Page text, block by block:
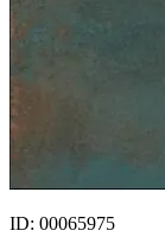
ID: 00065975